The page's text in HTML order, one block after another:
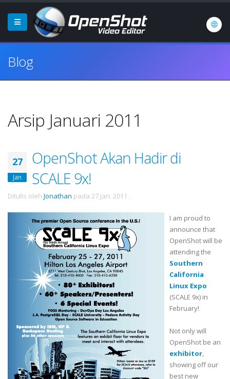
Blog
Arsip Januari 2011
27
Jan
OpenShot Akan Hadir di
SCALE 9x!
Ditulis oleh Jonathan pada 27 Jan. 2011 .
I am proud to
announce that
OpenShotwill be
attending the
Southern
California
Linux Expo
(SCALE 9x) in
February!
Not only will
OpenShot be an
exhibitor,
showing off our
best new